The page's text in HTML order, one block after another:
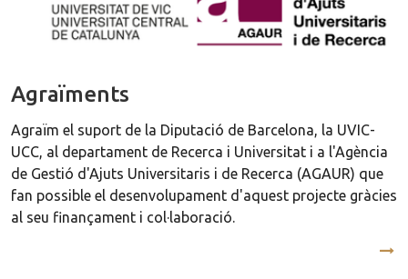
Agraïments
Agraïm el suport de la Diputació de Barcelona, la UVIC-
UCC, al departament de Recerca i Universitat i a l'Agència
de Gestió d'Ajuts Universitaris i de Recerca (AGAUR) que
fan possible el desenvolupament d'aquest projecte gràcies
al seu finançament i col·laboració.